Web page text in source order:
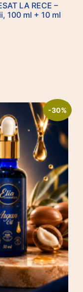
LA RECE –
100 ml + 10 ml
-30%